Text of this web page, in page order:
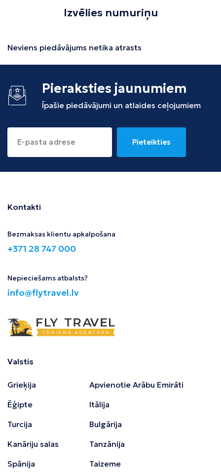
Izvēlies numuriņu
Neviens piedāvājums netika atrasts
Pieraksties jaunumiem
Īpašie piedāvājumi un atlaides ceļojumiem
Pieteikties
Kontakti
Bezmaksas klientu apkalpošana
+371 28 747 000
Nepieciešams atbalsts?
info@flytravel.lv
Valstis
Grieķija
Ēģipte
Turcija
Kanāriju salas
Spānija
Apvienotie Arābu Emirāti
Itālija
Bulgārija
Tanzānija
Taizeme